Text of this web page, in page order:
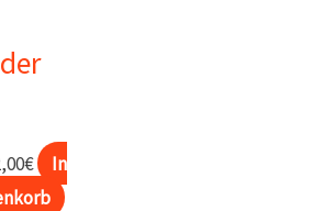
€Aktueller
Preis
In